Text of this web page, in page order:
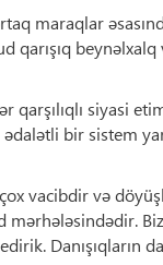
maraqlar
qarşılıqlı siyasi
bir sistem
vacibdir və
Danışıqların